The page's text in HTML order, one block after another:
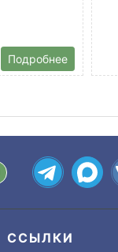
Подробнее
ССЫЛКИ